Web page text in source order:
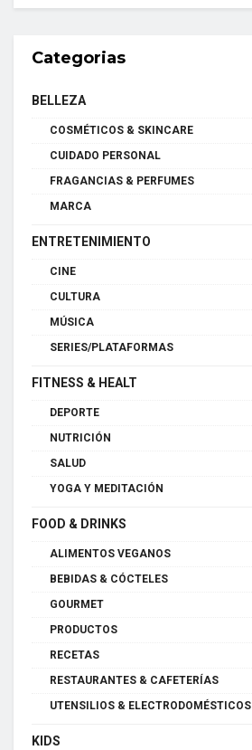
Categorias
BELLEZA
COSMÉTICOS & SKINCARE
CUIDADO PERSONAL
FRAGANCIAS & PERFUMES
MARCA
ENTRETENIMIENTO
CINE
CULTURA
MÚSICA
SERIES/PLATAFORMAS
FITNESS & HEALT
DEPORTE
NUTRICIÓN
SALUD
YOGA Y MEDITACIÓN
FOOD & DRINKS
ALIMENTOS VEGANOS
BEBIDAS & CÓCTELES
GOURMET
PRODUCTOS
RECETAS
RESTAURANTES & CAFETERÍAS
UTENSILIOS & ELECTRODOMÉSTICOS
KIDS